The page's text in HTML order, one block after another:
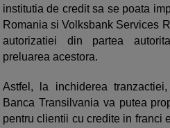
institutia de credit sa se poata
Romania si Volksbank Services
autorizatiei din partea
preluarea acestora.
Astfel, la inchiderea
Banca Transilvania va putea
pentru clientii cu credite in franci